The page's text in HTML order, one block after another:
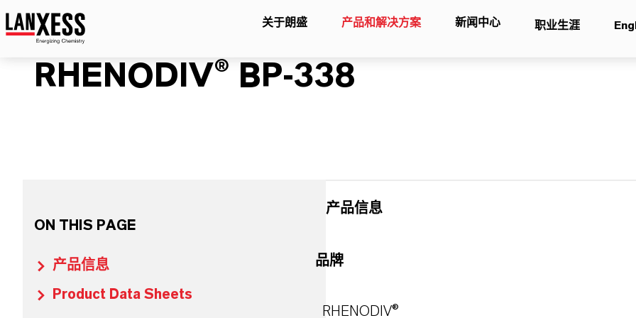
关于朗盛 产品和解决方案 新闻中心 职业生涯
RHENODIV® BP-338
ON THIS PAGE
产品信息
Product Data Sheets
产品信息
品牌
RHENODIV®